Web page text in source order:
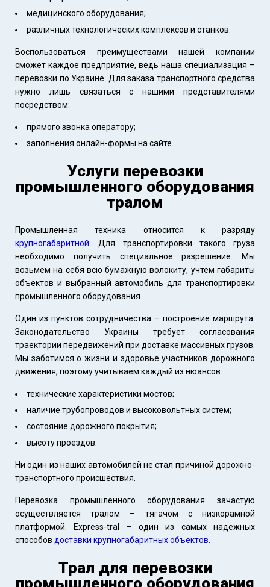
медицинского оборудования;
различных технологических комплексов и станков.
Воспользоваться преимуществами нашей компании
сможет каждое предприятие, ведь наша специализация –
перевозки по Украине. Для заказа транспортного средства
нужно лишь связаться с нашими представителями
посредством:
прямого звонка оператору;
заполнения онлайн-формы на сайте.
Услуги перевозки
промышленного оборудования
тралом
Промышленная техника относится к разряду
крупногабаритной . Для транспортировки такого груза
необходимо получить специальное разрешение. Мы
возьмем на себя всю бумажную волокиту, учтем габариты
объектов и выбранный автомобиль для транспортировки
промышленного оборудования.
Один из пунктов сотрудничества – построение маршрута.
Законодательство Украины требует согласования
траектории передвижений при доставке массивных грузов.
Мы заботимся о жизни и здоровье участников дорожного
движения, поэтому учитываем каждый из нюансов:
технические характеристики мостов;
наличие трубопроводов и высоковольтных систем;
состояние дорожного покрытия;
высоту проездов.
Ни один из наших автомобилей не стал причиной дорожно-
транспортного происшествия.
Перевозка промышленного оборудования зачастую
осуществляется тралом – тягачом с низкорамной
платформой. Express-tral – один из самых надежных
способов доставки крупногабаритных объектов.
Трал для перевозки
промышленного оборудования